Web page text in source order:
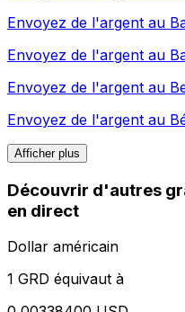
Envoyez de l'argent au
Envoyez de l'argent au
Envoyez de l'argent au
Envoyez de l'argent au
Afficher plus
Découvrir d'autres
en direct
Dollar américain
1 GRD équivaut à